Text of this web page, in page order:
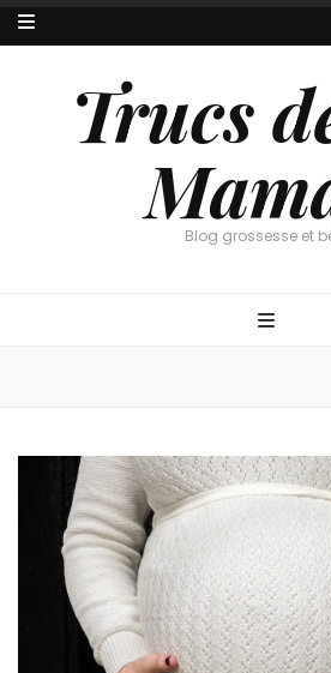
Trucs
Blog grossesse et